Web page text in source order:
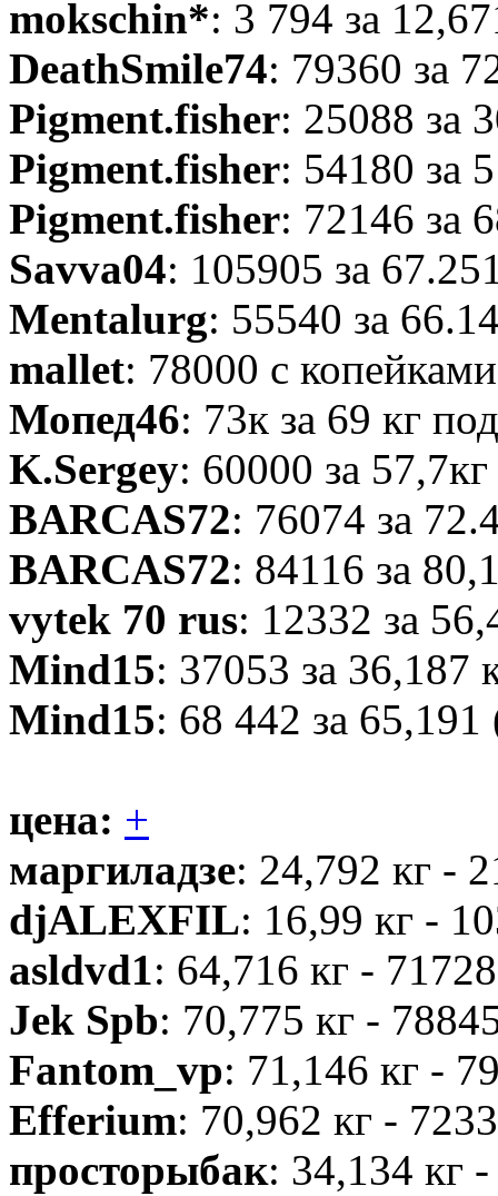
mokschin*: 3 794 за
DeathSmile74: 79360 за
Pigment.fisher: 25088 за
Pigment.fisher: 54180 за
Pigment.fisher: 72146 за
Savva04: 105905 за
Mentalurg: 55540 за
mallet: 78000 с
Мопед46: 73к за 69 кг
K.Sergey: 60000 за
BARCAS72: 76074 за
BARCAS72: 84116 за
vytek 70 rus: 12332 за
Mind15: 37053 за 36,187
Mind15: 68 442 за
цена: +
маргиладзе: 24,792 кг -
djALEXFIL: 16,99 кг -
asldvd1: 64,716 кг -
Jek Spb: 70,775 кг -
Fantom_vp: 71,146 кг -
Efferium: 70,962 кг -
просторыбак: 34,134 кг